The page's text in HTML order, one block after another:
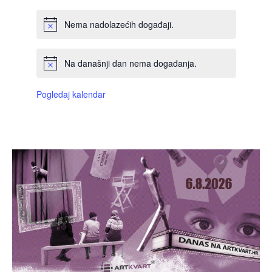
Nema nadolazećih događaji.
Na današnji dan nema događanja.
Pogledaj kalendar